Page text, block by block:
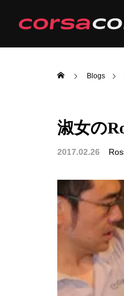
ALL
Blogs
淑女の
2017.02.26